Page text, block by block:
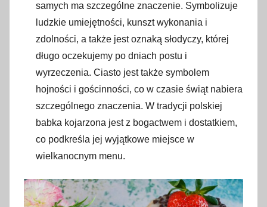
samych ma szczególne znaczenie. Symbolizuje
ludzkie umiejętności, kunszt wykonania i
zdolności, a także jest oznaką słodyczy, której
długo oczekujemy po dniach postu i
wyrzeczenia. Ciasto jest także symbolem
hojności i gościnności, co w czasie świąt nabiera
szczególnego znaczenia. W tradycji polskiej
babka kojarzona jest z bogactwem i dostatkiem,
co podkreśla jej wyjątkowe miejsce w
wielkanocnym menu.